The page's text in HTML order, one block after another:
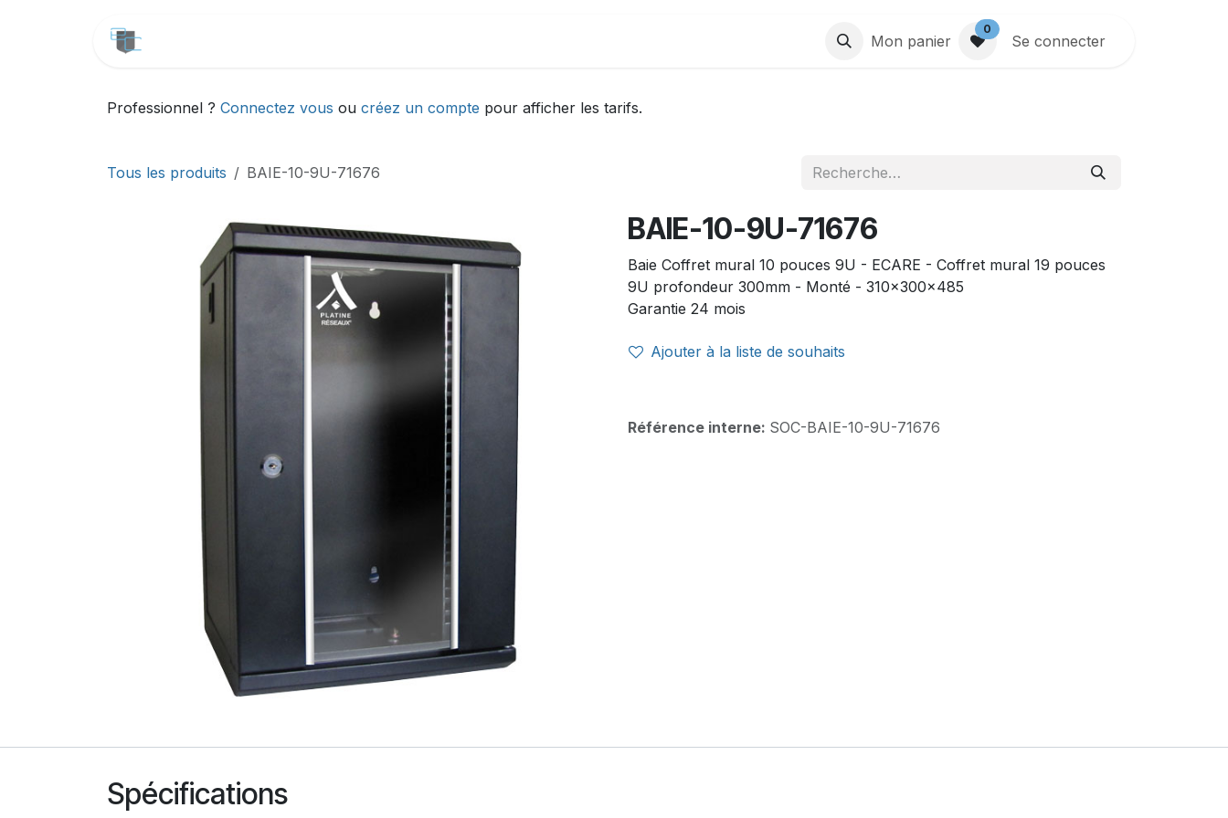
Mon panier
0
Se connecter
Professionnel ? Connectez vous ou créez un compte pour afficher les tarifs.
Tous les produits BAIE-10-9U-71676
BAIE-10-9U-71676
Baie Coffret mural 10 pouces 9U - ECARE - Coffret mural 19 pouces
9U profondeur 300mm - Monté - 310x300x485
Garantie 24 mois
Ajouter à la liste de souhaits
Référence interne: SOC-BAIE-10-9U-71676
Spécifications